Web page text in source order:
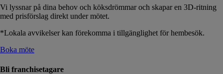
Vi lyssnar på dina behov och köksdrömmar och skapar en 3D-ritning
med prisförslag direkt under mötet.
*Lokala avvikelser kan förekomma i tillgänglighet för hembesök.
Boka möte
Bli franchisetagare